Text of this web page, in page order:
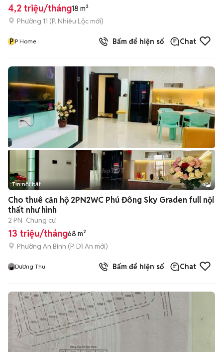
4,2 triệu/tháng18 m²
Phường 11 (P. Nhiêu Lộc mới)
P P Home Bấm để hiện số Chat
Tin nổi bật 4
Cho thuê căn hộ 2PN2WC Phú Đông Sky Graden full nội
thất như hình
2 PN Chung cư
13 triệu/tháng68 m²
Phường An Bình (P. Dĩ An mới)
Dương Thu Bấm để hiện số Chat